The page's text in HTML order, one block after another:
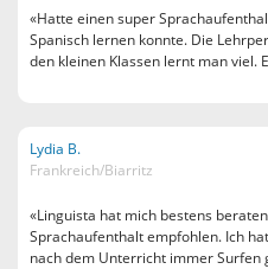
«Hatte einen super
Spanisch lernen konnte. Die
den kleinen Klassen lernt man viel.
Lydia B.
Frankreich/Biarritz
«Linguista hat mich bestens
Sprachaufenthalt empfohlen. Ich
nach dem Unterricht immer Surfen